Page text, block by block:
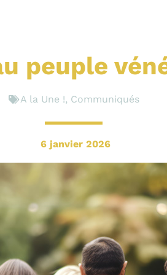
peuple
A la Une !, Communiqués
6 janvier 2026